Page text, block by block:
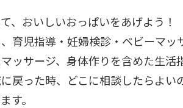
、おいしいおっぱいをあげよう！
育児指導・妊婦検診・ベビーマ
ッサージ、身体作りを含めた生活
戻った時、どこに相談したらよ
す。